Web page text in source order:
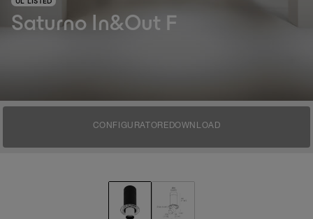
Saturno In&Out F
CONFIGURATOREDOWNLOAD